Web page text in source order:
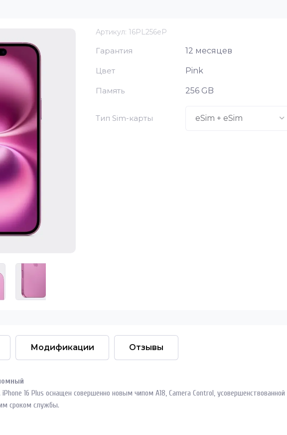
Артикул: 16PL256eP
Гарантия 12 месяцев
Цвет Pink
Память 256 GB
Тип Sim-карты
Модификации Отзывы
16 Plus оснащен совершенно новым чипом A18, Camera Control,
сроком службы.